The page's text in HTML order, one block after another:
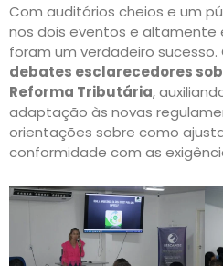
Com auditórios cheios e um
nos dois eventos e altamente
foram um verdadeiro sucesso.
debates esclarecedores
Reforma Tributária,
adaptação às novas
orientações sobre como
conformidade com as